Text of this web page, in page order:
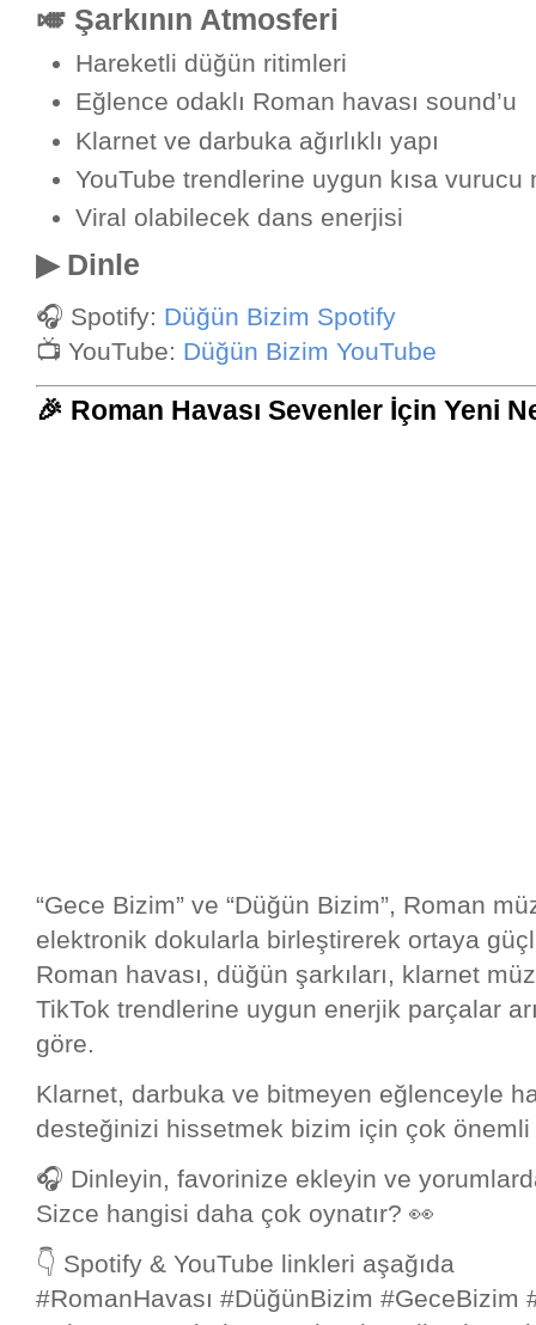
🎺 Şarkının Atmosferi
Hareketli düğün ritimleri
Eğlence odaklı Roman havası sound’u
Klarnet ve darbuka ağırlıklı yapı
YouTube trendlerine uygun kısa vurucu
Viral olabilecek dans enerjisi
▶ Dinle
🎧 Spotify: Düğün Bizim Spotify
📺 YouTube: Düğün Bizim YouTube
🎉 Roman Havası Sevenler İçin Yeni
“Gece Bizim” ve “Düğün Bizim”, Roman
elektronik dokularla birleştirerek ortaya
Roman havası, düğün şarkıları, klarnet
TikTok trendlerine uygun enerjik parçalar
göre.
Klarnet, darbuka ve bitmeyen eğlenceyle
desteğinizi hissetmek bizim için çok
🎧 Dinleyin, favorinize ekleyin ve
Sizce hangisi daha çok oynatır? 👀
👇 Spotify & YouTube linkleri aşağıda
#RomanHavası #DüğünBizim #GeceBizim